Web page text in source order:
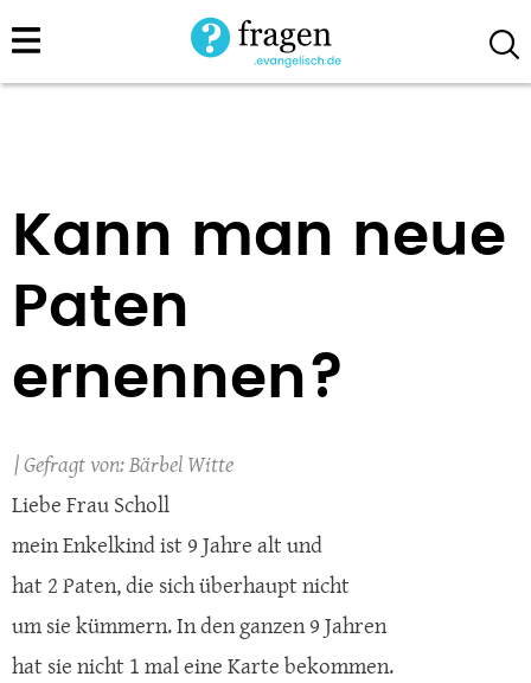
Direkt
zum
Kann man neue
Paten
ernennen?
Bärbel Witte
Liebe Frau Scholl
mein Enkelkind ist 9 Jahre alt und
hat 2 Paten, die sich überhaupt nicht
um sie kümmern. In den ganzen 9 Jahren
hat sie nicht 1 mal eine Karte bekommen.